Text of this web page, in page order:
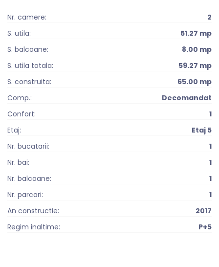
Nr. camere:
2
S. utila:
51.27 mp
S. balcoane:
8.00 mp
S. utila totala:
59.27 mp
S. construita:
65.00 mp
Comp.:
Decomandat
Confort:
1
Etaj:
Etaj 5
Nr. bucatarii:
1
Nr. bai:
1
Nr. balcoane:
1
Nr. parcari:
1
An constructie:
2017
Regim inaltime:
P+5